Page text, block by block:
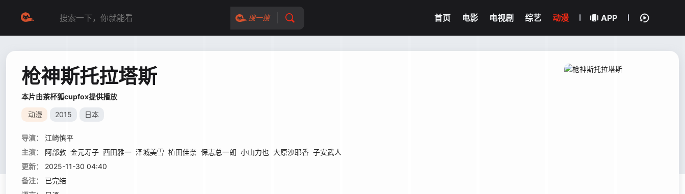
搜一搜 首页 电影 电视剧 综艺 动漫 APP
枪神斯托拉塔斯
本片由茶杯狐cupfox提供播放
动漫 2015 日本
导演：
江崎慎平
主演：
阿部敦 金元寿子 西田雅一 泽城美雪 植田佳奈 保志总一朗 小山力也 大原沙耶香 子安武人
更新：
2025-11-30 04:40
备注：
已完结